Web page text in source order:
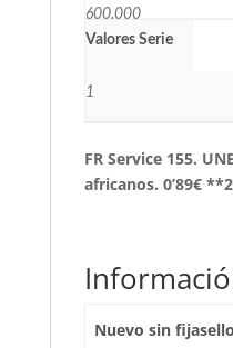
600.000
Valores Serie
1
FR Service 155.
africanos. 0’89€
Nuevo sin